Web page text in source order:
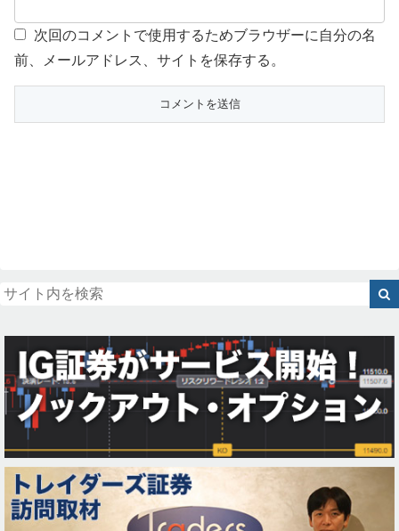
次回のコメントで使用するためブラウザーに自分の名
前、メールアドレス、サイトを保存する。